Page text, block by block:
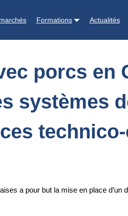
Formations Actualités
françaises. Caractérisation des
porcs en
systèmes
a pour but la mise en place d’un